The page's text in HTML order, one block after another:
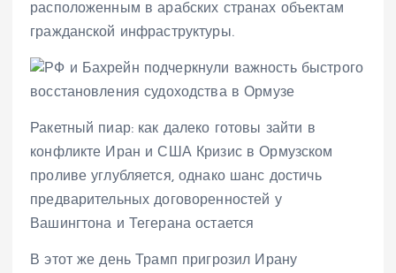
расположенным в арабских странах объектам
гражданской инфраструктуры.
Ракетный пиар: как далеко готовы зайти в
конфликте Иран и США Кризис в Ормузском
проливе углубляется, однако шанс достичь
предварительных договоренностей у
Вашингтона и Тегерана остается
В этот же день Трамп пригрозил Ирану